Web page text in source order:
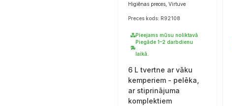
Higiēnas preces, Virtuve
Preces kods: R92108
Pieejams mūsu noliktavā
Piegāde 1–2 darbdienu
laikā.
6 L tvertne ar vāku
kemperiem - pelēka,
ar stiprinājuma
komplektiem